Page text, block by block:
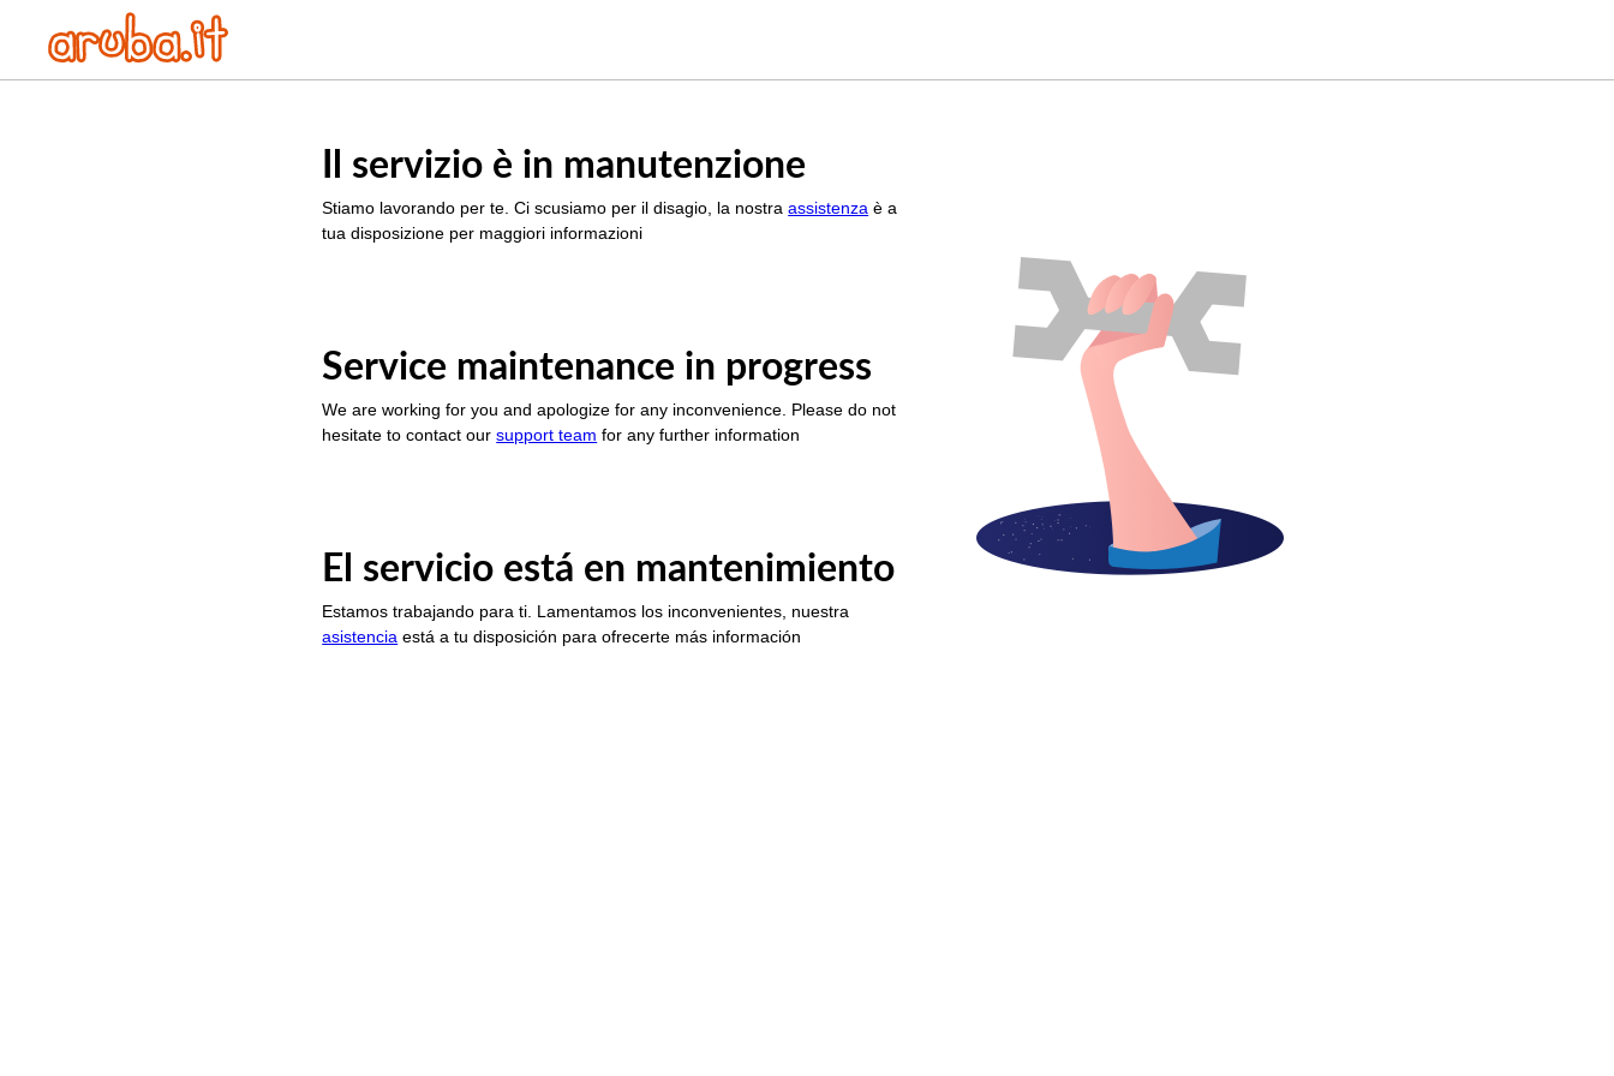
Il servizio è in manutenzione
Stiamo lavorando per te. Ci scusiamo per il disagio, la nostraassistenza è a
tua disposizione per maggiori informazioni
Service maintenance in progress
We are working for you and apologize for any inconvenience. Please do not
hesitate to contact oursupport team for any further information
El servicio está en mantenimiento
Estamos trabajando para ti. Lamentamos los inconvenientes, nuestra
asistencia está a tu disposición para ofrecerte más información